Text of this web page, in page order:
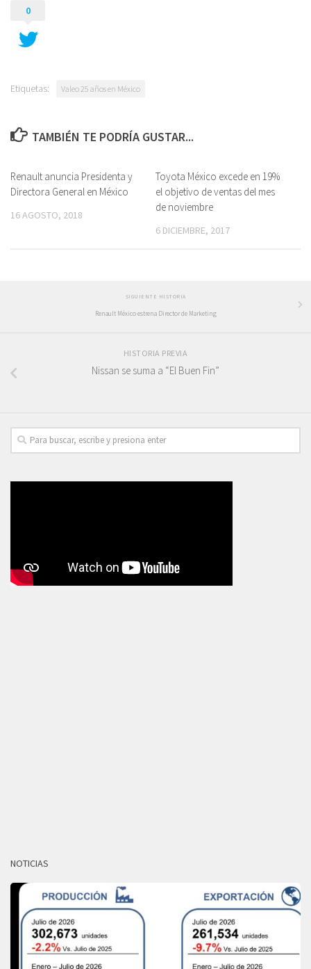
0
Etiquetas: Valeo 25 años en México
TAMBIÉN TE PODRÍA GUSTAR...
Renault anuncia Presidenta y
Directora General en México
16 AGOSTO, 2018
Toyota México excede en 19%
el objetivo de ventas del mes
de noviembre
6 DICIEMBRE, 2017
SIGUIENTE HISTORIA
Renault México estrena Director de Marketing
HISTORIA PREVIA
Nissan se suma a “El Buen Fin”
NOTICIAS